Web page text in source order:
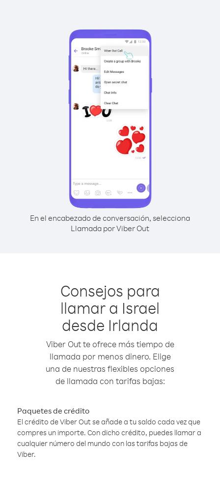
En el encabezado de conversación, selecciona
Llamada por Viber Out
Consejos para
llamar a Israel
desde Irlanda
Viber Out te ofrece más tiempo de
llamada por menos dinero. Elige
una de nuestras flexibles opciones
de llamada con tarifas bajas:
Paquetes de crédito
El crédito de Viber Out se añade a tu saldo cada vez que
compres un importe. Con dicho crédito, puedes llamar a
cualquier número del mundo con las tarifas bajas de
Viber.